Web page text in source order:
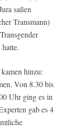
saßen
Transmann)
hinzu:
Von 8.30 bis
Uhr ging es in
gab es 4